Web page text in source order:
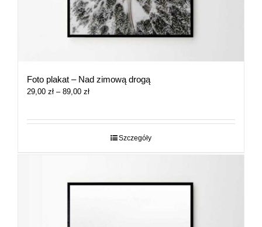
Foto plakat – Nad zimową drogą
29,00 zł – 89,00 złZakres
29,00 zł
Szczegóły